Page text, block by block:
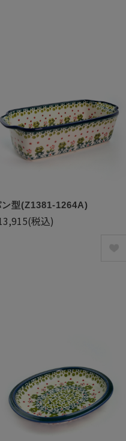
ン型(Z1381-1264A)
(税込)